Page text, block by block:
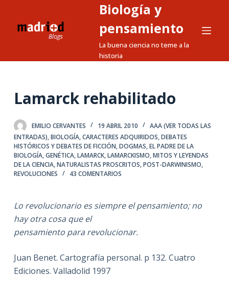
a
o
n
e
d
o
Biología y
pensamiento
La buena ciencia no teme a la
historia
Lamarck rehabilitado
EMILIO CERVANTES 19 ABRIL 2010
AAA (VER TODAS LAS
ENTRADAS),BIOLOGÍA,CARACTERES ADQUIRIDOS,DEBATES
HISTÓRICOS Y DEBATES DE FICCIÓN,DOGMAS,EL PADRE DE LA
BIOLOGÍA,GENÉTICA,LAMARCK,LAMARCKISMO,MITOS Y LEYENDAS
DE LA CIENCIA,NATURALISTAS PROSCRITOS,POST-DARWINISMO,
REVOLUCIONES
43 COMENTARIOS
Lo revolucionario es siempre el pensamiento; no
hay otra cosa que el
pensamiento para revolucionar.
Juan Benet. Cartografía personal. p 132. Cuatro
Ediciones. Valladolid 1997